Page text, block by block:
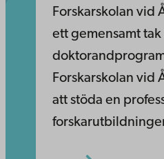
Forskarskolan vid
ett gemensamt
Forskarskolan vid
att stöda en